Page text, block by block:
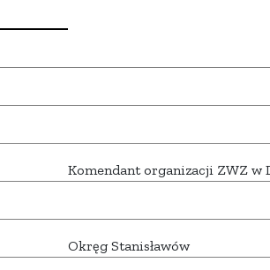
Komendant organizacji ZWZ w
Okręg Stanisławów